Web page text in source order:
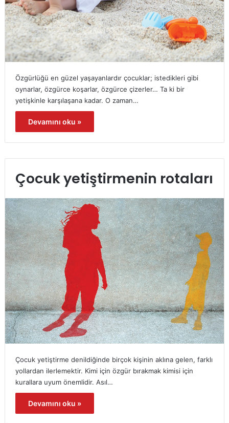
Özgürlüğü en güzel yaşayanlardır çocuklar; istedikleri gibi
oynarlar, özgürce koşarlar, özgürce çizerler… Ta ki bir
yetişkinle karşılaşana kadar. O zaman…
Devamını oku »
Çocuk yetiştirmenin rotaları
Çocuk yetiştirme denildiğinde birçok kişinin aklına gelen, farklı
yollardan ilerlemektir. Kimi için özgür bırakmak kimisi için
kurallara uyum önemlidir. Asıl…
Devamını oku »